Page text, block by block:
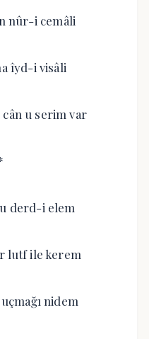
nûr-i cemâli
îyd-i visâli
u serim var
derd-i elem
lutf ile kerem
nidem